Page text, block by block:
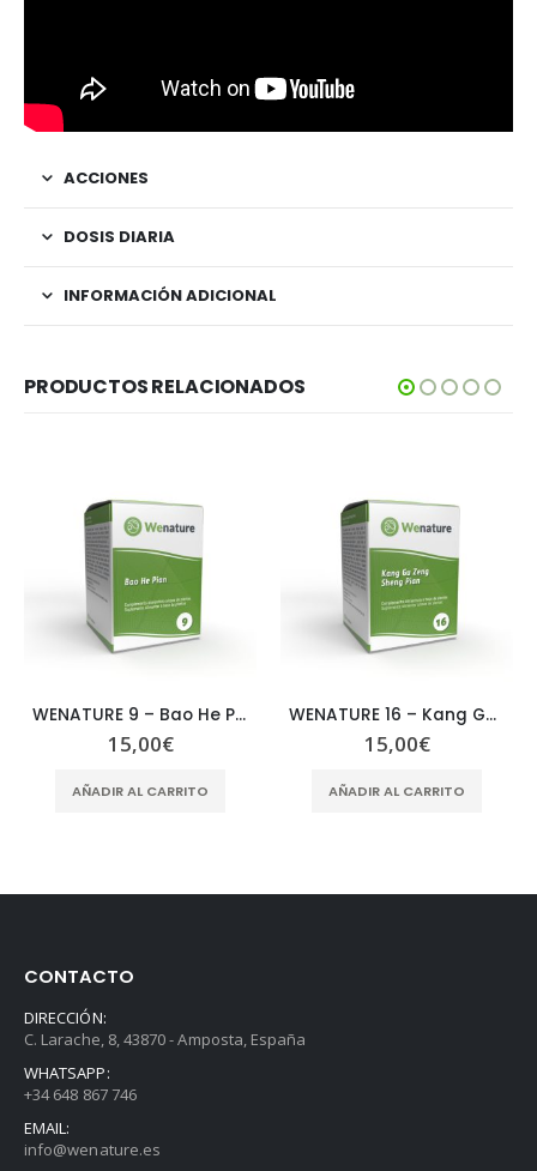
ACCIONES
DOSIS DIARIA
INFORMACIÓN ADICIONAL
PRODUCTOS RELACIONADOS
WENATURE 9 – Bao He Pian
15,00€
AÑADIR AL CARRITO
WENATURE 16 – Kang Gu Zeng Sheng Pian
15,00€
AÑADIR AL CARRITO
CONTACTO
DIRECCIÓN:
C. Larache, 8, 43870 - Amposta, España
WHATSAPP:
+34 648 867 746
EMAIL:
info@wenature.es